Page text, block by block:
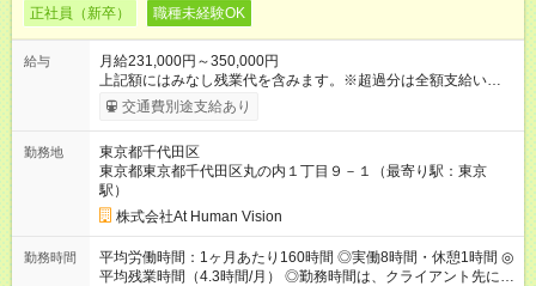
正社員（新卒） 職種未経験OK
給与
月給231,000円～350,000円
上記額にはみなし残業代を含みます。※超過分は全額支給いたし
ます。 みなし残業代 24,000円 ～ 37,000円／月 みなし残業時
間 15時間／月 【給与】 月給： 大卒・院卒 ：243，000
（固定残業代 24，000円） 賞与：年２回 （業績連動型） 昇
給：年２回（3月、9月) 試用期間：6ヶ月 ※上記額にはみなし残
業代（月15時間分）が含まれた 金額になります。超過分は追加
で全額支給。 【頑張りを給与・キャリアに還元します】 年に2
回⼈事評価があり等級が決まります。 等級に合わせた給与設定
のため、若い内からでも頑張り次第で給与アップが叶います。
⼀般職（20～31万円）→リーダー（⽉給26～36万円） →係⻑
交通費別途支給あり
勤務地
東京都千代田区
東京都東京都千代田区丸の内１丁目９－１（最寄り駅：東京
駅）
株式会社At Human Vision
勤務時間
平均労働時間：1ヶ月あたり160時間 ◎実働8時間・休憩1時間 ◎
平均残業時間（4.3時間/月） ◎勤務時間は、クライアント先に